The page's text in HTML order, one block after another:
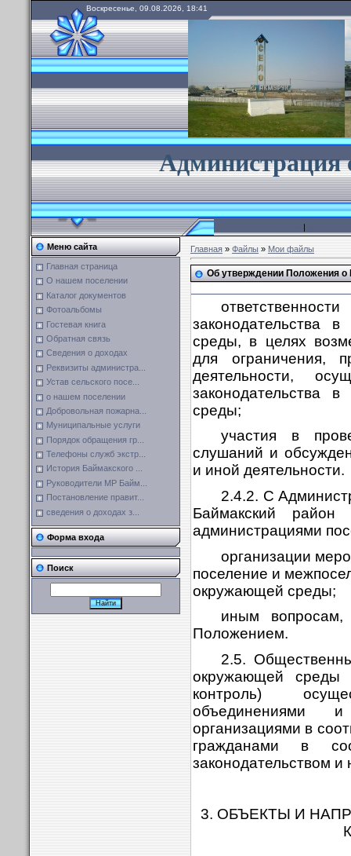
Воскресенье, 09.08.2026, 18:41
Администрация
|
Меню сайта
Главная страница
О нашем поселении
Каталог документов
Фотоальбомы
Гостевая книга
Обратная связь
Сведения о доходах
Реквизиты администра...
Устав сельского посе...
о нашем поселении
Добровольная пожарна...
Муниципальные услуги
Порядок обращения гр...
Телефоны служб экстр...
История Баймакского ...
Руководители МР Байм...
Постановление правит...
сведения о доходах з...
Форма входа
Поиск
Главная»Файлы»Мои файлы
Об утверждении Положения
законодательства
среды, в целях
для ограничения,
деятельности,
законодательства
среды;
участия в
слушаний и
и иной деятельности.
2.4.2. С
Баймакский район
администрациями
организации
поселение и
окружающей среды;
иным вопросам,
Положением.
2.5.
окружающей среды
контроль)
объединениями
организациями в
гражданами в
законодательством
3. ОБЪЕКТЫ И